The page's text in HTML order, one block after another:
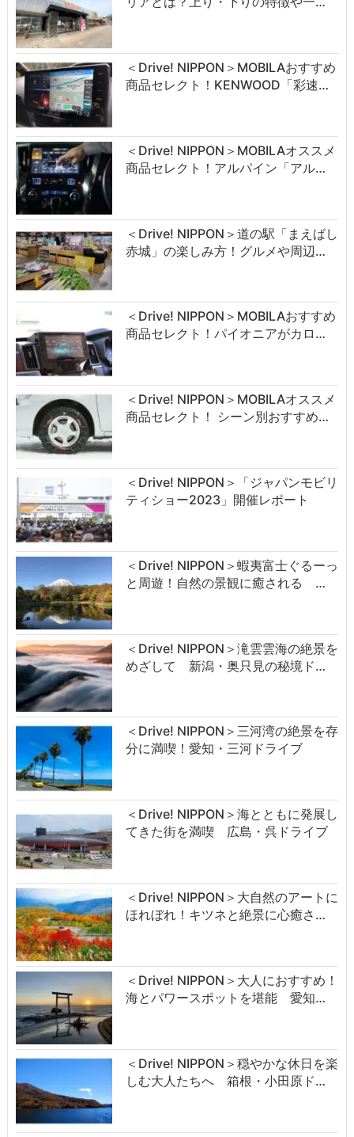
＜Drive! NIPPON＞MOBILAおすすめ
商品セレクト！KENWOOD「彩速…
＜Drive! NIPPON＞MOBILAオススメ
商品セレクト！アルパイン「アル…
＜Drive! NIPPON＞道の駅「まえばし
赤城」の楽しみ方！グルメや周辺…
＜Drive! NIPPON＞MOBILAおすすめ
商品セレクト！パイオニアがカロ…
＜Drive! NIPPON＞MOBILAオススメ
商品セレクト！ シーン別おすすめ…
＜Drive! NIPPON＞「ジャパンモビリ
ティショー2023」開催レポート
＜Drive! NIPPON＞蝦夷富士ぐるーっ
と周遊！自然の景観に癒される …
＜Drive! NIPPON＞滝雲雲海の絶景を
めざして 新潟・奥只見の秘境ド…
＜Drive! NIPPON＞三河湾の絶景を存
分に満喫！愛知・三河ドライブ
＜Drive! NIPPON＞海とともに発展し
てきた街を満喫 広島・呉ドライブ
＜Drive! NIPPON＞大自然のアートに
ほれぼれ！キツネと絶景に心癒さ…
＜Drive! NIPPON＞大人におすすめ！
海とパワースポットを堪能 愛知…
＜Drive! NIPPON＞穏やかな休日を楽
しむ大人たちへ 箱根・小田原ド…